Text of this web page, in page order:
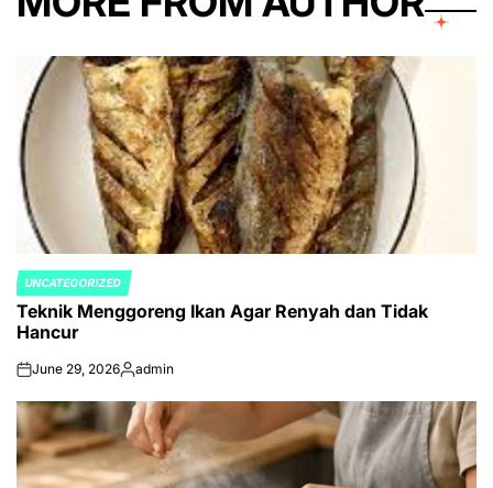
POSTED
IN
UNCATEGORIZED
Teknik Menggoreng Ikan Agar Renyah dan Tidak
Hancur
onJune 29, 2026Posted
admin